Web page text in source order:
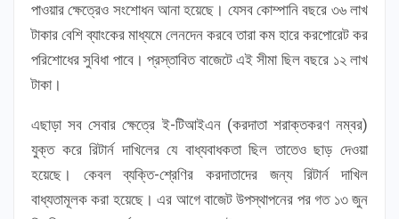
পাওয়ার ক্ষেত্রেও সংশোধন আনা হয়েছে। যেসব কোম্পানি বছরে ৩৬ লাখ
টাকার বেশি ব্যাংকের মাধ্যমে লেনদেন করবে তারা কম হারে করপোরেট কর
পরিশোধের সুবিধা পাবে। প্রস্তাবিত বাজেটে এই সীমা ছিল বছরে ১২ লাখ
টাকা।
এছাড়া সব সেবার ক্ষেত্রে ই-টিআইএন (করদাতা শরাক্তকরণ নম্বর)
যুক্ত করে রিটার্ন দাখিলের যে বাধ্যবাধকতা ছিল তাতেও ছাড় দেওয়া
হয়েছে। কেবল ব্যক্তি-শ্রেণির করদাতাদের জন্য রিটার্ন দাখিল
বাধ্যতামূলক করা হয়েছে। এর আগে বাজেট উপস্থাপনের পর গত ১৩ জুন